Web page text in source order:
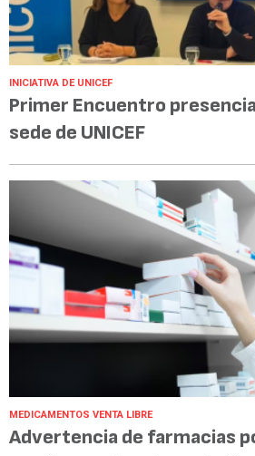
INICIATIVA DE UNICEF
Primer Encuentro
sede de UNICEF
MEDICAMENTOS VENTA LIBRE
Advertencia de farmacias